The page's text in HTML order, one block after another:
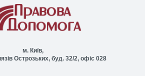
м. Київ,
Острозьких, буд. 32/2, офіс 028